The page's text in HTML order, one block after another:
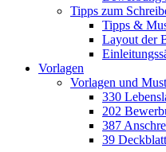
Tipps zum
Tipps &
Layout der
Vorlagen
Vorlagen und
330
202
387
39